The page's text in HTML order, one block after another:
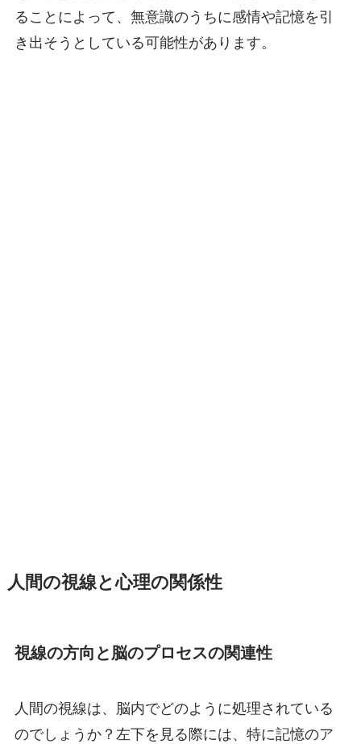
ることによって、無意識のうちに感情や記憶を引
き出そうとしている可能性があります。
人間の視線と心理の関係性
視線の方向と脳のプロセスの関連性
人間の視線は、脳内でどのように処理されている
のでしょうか？左下を見る際には、特に記憶のア